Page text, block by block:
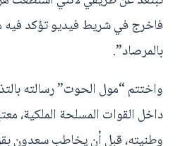
فاخرج في شريط فيديو تؤكد فيه
بالمرصاد”.
واختتم “مول الحوت” رسالته
داخل القوات المسلحة الملكية،
وطنيته، قبل أن يخاطب سعدون